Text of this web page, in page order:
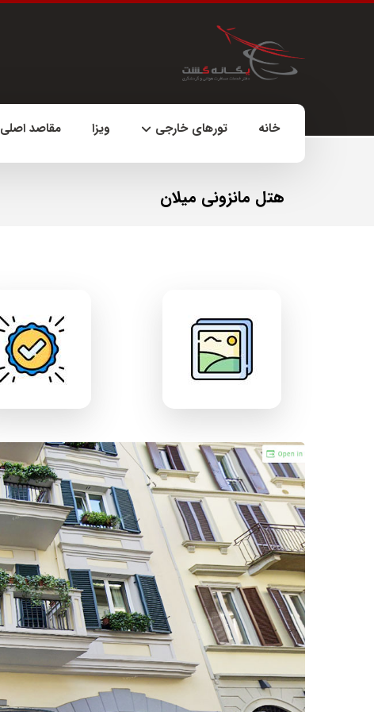
خانه تورهای خارجی ویزا مقاصد اصلی
هتل مانزونی میلان